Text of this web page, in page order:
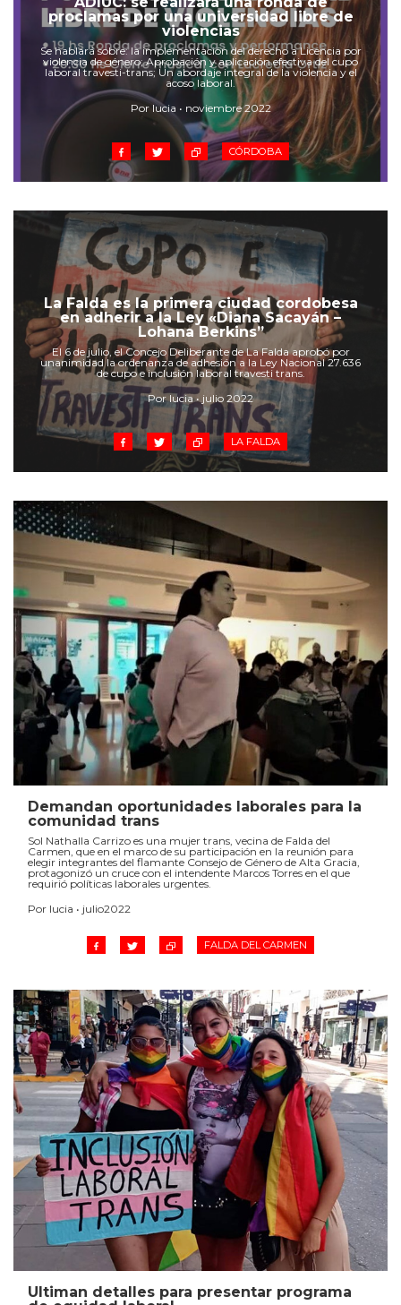
Cruz del Eje
Corredor de Ansenuza
La Carlota y zona
Laboulaye y sur
Bell Ville
Río Tercero
Despeñaderos
proclamas por una universidad libre de
violencias
Se hablará sobre: la implementación del derecho a Licencia por
violencia de género; Aprobación y aplicación efectiva del cupo
laboral travesti-trans; Un abordaje integral de la violencia y el
acoso laboral.
Por lucia • noviembre 2022
CÓRDOBA
La Falda es la primera ciudad cordobesa
en adherir a la Ley «Diana Sacayán –
Lohana Berkins”
El 6 de julio, el Concejo Deliberante de La Falda aprobó por
unanimidad la ordenanza de adhesión a la Ley Nacional 27.636
de cupo e inclusión laboral travesti trans.
Por lucia • julio 2022
LA FALDA
Demandan oportunidades laborales para la
comunidad trans
Sol Nathalla Carrizo es una mujer trans, vecina de Falda del
Carmen, que en el marco de su participación en la reunión para
elegir integrantes del flamante Consejo de Género de Alta Gracia,
protagonizó un cruce con el intendente Marcos Torres en el que
requirió políticas laborales urgentes.
Por lucia • julio2022
FALDA DEL CARMEN
Ultiman detalles para presentar programa